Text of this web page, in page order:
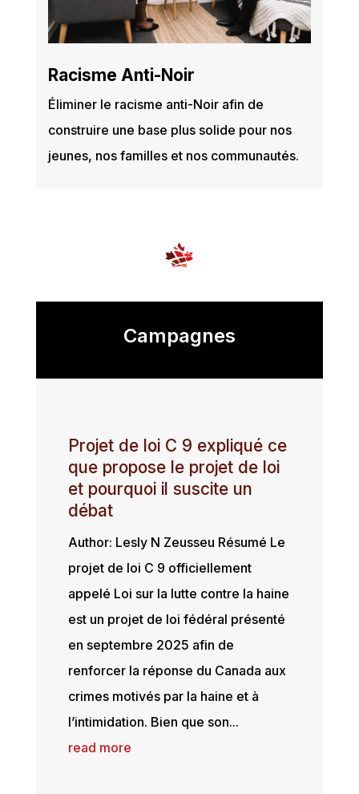
Racisme Anti-Noir
Éliminer le racisme anti-Noir afin de
construire une base plus solide pour nos
jeunes, nos familles et nos communautés.
Campagnes
Projet de loi C 9 expliqué ce
que propose le projet de loi
et pourquoi il suscite un
débat
Author: Lesly N Zeusseu Résumé Le
projet de loi C 9 officiellement
appelé Loi sur la lutte contre la haine
est un projet de loi fédéral présenté
en septembre 2025 afin de
renforcer la réponse du Canada aux
crimes motivés par la haine et à
l’intimidation. Bien que son...
read more